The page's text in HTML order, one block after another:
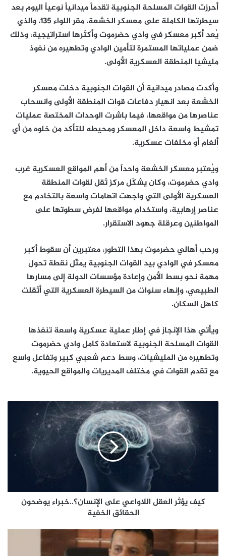
أحرزت القوات المسلحة الجنوبية تقدماً ميدانياً نوعياً اليوم بعد
سيطرتها الكاملة على معسكر الخشعة، مقر اللواء 135، والذي
يُعد أكبر معسكر في وادي حضرموت وأكثرها استراتيجية، وذلك
ضمن عملياتها المستمرة لتأمين الوادي وتطهيره من نفوذ
مليشيا المنطقة العسكرية الأولى.
وأكدت مصادر ميدانية أن القوات الجنوبية دخلت معسكر
الخشعة بعد انهيار دفاعات قوات المنطقة الأولى وانسحاب
عناصرها من مواقعها، فيما باشرت الوحدات المختصة عمليات
تمشيط واسعة داخل المعسكر ومحيطه للتأكد من خلوه من أي
ألغام أو مخلفات عسكرية.
ويُعتبر معسكر الخشعة واحداً من أهم المواقع العسكرية غرب
وادي حضرموت، وكان يشكّل مركز ثقل لقوات المنطقة
العسكرية الأولى التي واجهت اتهامات واسعة بالتخادم مع
عناصر إرهابية، واستخدام مواقعها لفرض سطوتها على
المواطنين وعرقلة جهود الاستقرار.
ورحب أهالي حضرموت بهذا التطور، معتبرين أن سقوط أكبر
معسكر في الوادي بيد القوات الجنوبية يمثّل نقطة تحول
مهمة نحو بسط الأمن وإعادة مؤسسات الدولة إلى مسارها
الطبيعي، وإنهاء سنوات من السيطرة العسكرية التي أثقلت
كاهل السكان.
ويأتي هذا الإنجاز في إطار عملية عسكرية واسعة تنفذها
القوات المسلحة الجنوبية لاستعادة كامل وادي حضرموت
وتطهيره من المليشيات، وسط دعم شعبي كبير وتفاعل واسع
مع تقدم القوات في مختلف المديريات والمواقع الحيوية.
كيف
على
الإنسان؟..خبراء
الخفية
كيف يؤثر العقل اللاواعي على الإنسان؟..خبراء يوضحون
الحقائق الخفية
النقيب:
القوات